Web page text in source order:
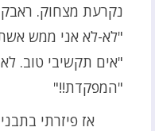
נקרעת מצחוק.
"לא-לא אני ממש
"אים תקשיבי טוב.
"המפקדת!!"
אז פיזרתי